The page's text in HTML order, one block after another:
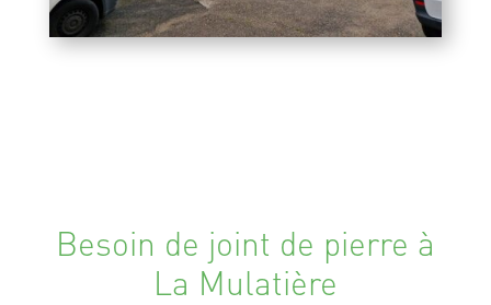
Besoin de joint de pierre à
La Mulatière